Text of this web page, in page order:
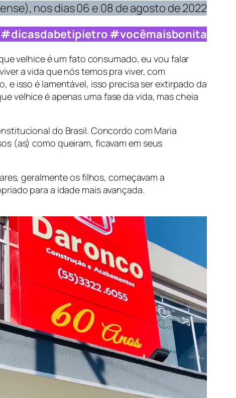
nos dias 06 e 08 de agosto de 2022
#dicasdabetipietro #vocêmaisbonita
velhice é um fato consumado, eu vou falar
a vida que nós temos pra viver, com
e isso é lamentável, isso precisa ser extirpado da
velhice é apenas uma fase da vida, mas cheia
do Brasil. Concordo com Maria
(as) como queiram, ficavam em seus
geralmente os filhos, começavam a
para a idade mais avançada.